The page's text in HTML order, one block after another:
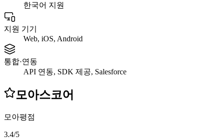
한국어 지원
지원 기기
Web, iOS, Android
통합·연동
API 연동, SDK 제공, Salesforce
모아스코어
모아평점
3.4/5